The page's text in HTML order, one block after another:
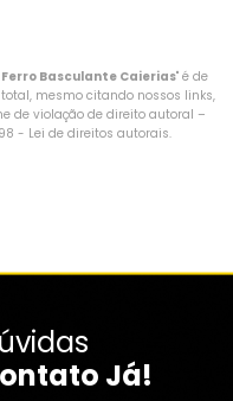
Basculante Caierias" é de
mesmo citando nossos links,
de violação de direito autoral –
- Lei de direitos autorais.
Já!